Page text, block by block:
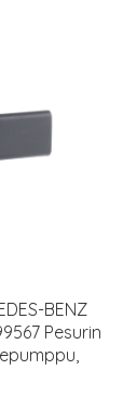
BENZ
Pesurin